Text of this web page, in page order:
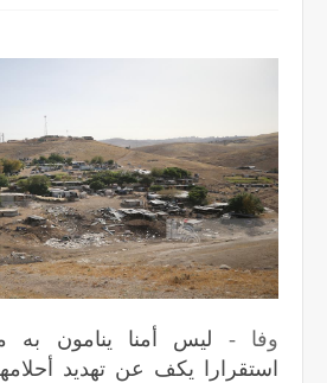
وفا - ليس أمنا ينامون به
استقرارا يكف عن تهديد